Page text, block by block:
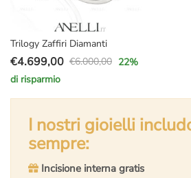
Trilogy Zaffiri Diamanti
€6.000,00
Il
prezzo
originale
€6.000,00.
€4.699,00
Il
prezzo
attuale
€4.699,00.
22%
di risparmio
I nostri gioielli
sempre:
Incisione interna gratis